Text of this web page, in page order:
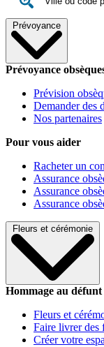
Prévoyance
Prévoyance
Prévision
Demander des
Nos partenaires
Pour vous aider
Racheter un
Assurance
Assurance
Assurance
Fleurs et cérémonie
Hommage au défunt
Fleurs et
Faire livrer des
Créer votre